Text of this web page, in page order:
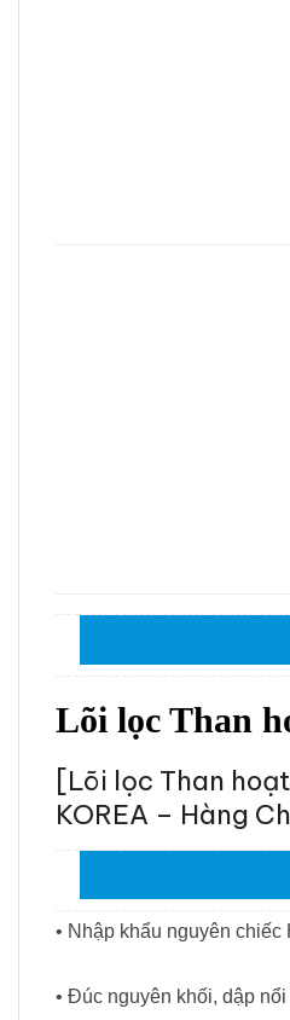
Lõi lọc Than
[Lõi lọc Than
KOREA – Hàng
• Nhập khẩu nguyên chiếc
• Đúc nguyên khối, dập